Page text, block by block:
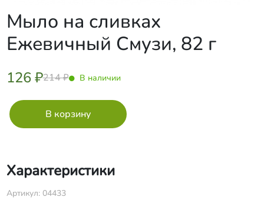
Мыло на сливках
Ежевичный Смузи, 82 г
126 ₽214 ₽ В наличии
Характеристики
Артикул: 04433